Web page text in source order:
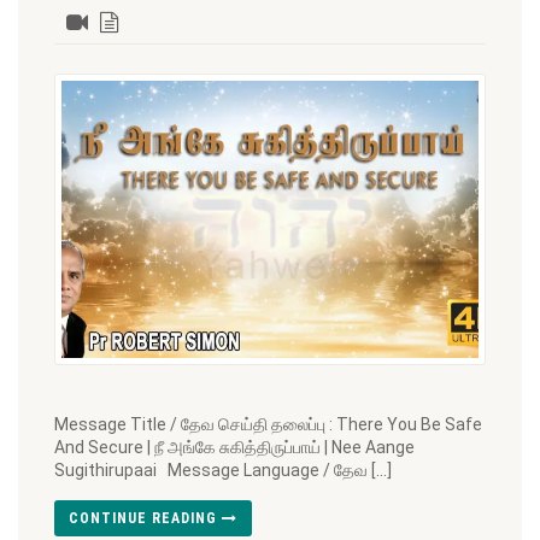
Message Title / தேவ செய்தி தலைப்பு : There You Be Safe
And Secure | நீ அங்கே சுகித்திருப்பாய் | Nee Aange
Sugithirupaai Message Language / தேவ […]
CONTINUE READING